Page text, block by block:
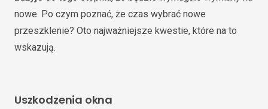
nowe. Po czym poznać, że czas wybrać nowe
przeszklenie? Oto najważniejsze kwestie, które na to
wskazują.
Uszkodzenia okna